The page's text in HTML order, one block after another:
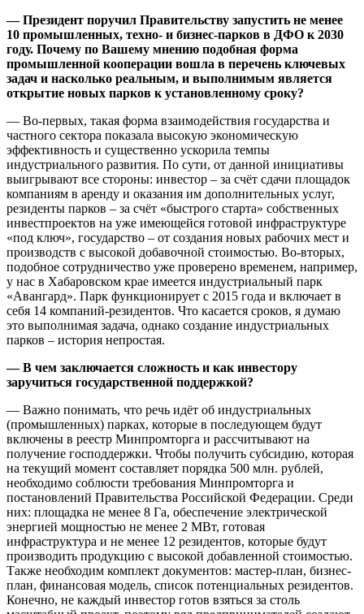
— Президент поручил Правительству запустить не менее
10 промышленных, техно- и бизнес-парков в ДФО к 2030
году. Почему по Вашему мнению подобная форма
промышленной кооперации вошла в перечень ключевых
задач и насколько реальным, и выполнимым является
открытие новых парков к установленному сроку?
— Во-первых, такая форма взаимодействия государства и
частного сектора показала высокую экономическую
эффективность и существенно ускорила темпы
индустриального развития. По сути, от данной инициативы
выигрывают все стороны: инвестор – за счёт сдачи площадок
компаниям в аренду и оказания им дополнительных услуг,
резиденты парков – за счёт «быстрого старта» собственных
инвестпроектов на уже имеющейся готовой инфраструктуре
«под ключ», государство – от создания новых рабочих мест и
производств с высокой добавочной стоимостью. Во-вторых,
подобное сотрудничество уже проверено временем, например,
у нас в Хабаровском крае имеется индустриальный парк
«Авангард». Парк функционирует с 2015 года и включает в
себя 14 компаний-резидентов. Что касается сроков, я думаю
это выполнимая задача, однако создание индустриальных
парков – история непростая.
— В чем заключается сложность и как инвестору
заручиться государственной поддержкой?
— Важно понимать, что речь идёт об индустриальных
(промышленных) парках, которые в последующем будут
включены в реестр Минпромторга и рассчитывают на
получение господдержки. Чтобы получить субсидию, которая
на текущий момент составляет порядка 500 млн. рублей,
необходимо соблюсти требования Минпромторга и
постановлений Правительства Российской Федерации. Среди
них: площадка не менее 8 Га, обеспечение электрической
энергией мощностью не менее 2 МВт, готовая
инфраструктура и не менее 12 резидентов, которые будут
производить продукцию с высокой добавленной стоимостью.
Также необходим комплект документов: мастер-план, бизнес-
план, финансовая модель, список потенциальных резидентов.
Конечно, не каждый инвестор готов взяться за столь